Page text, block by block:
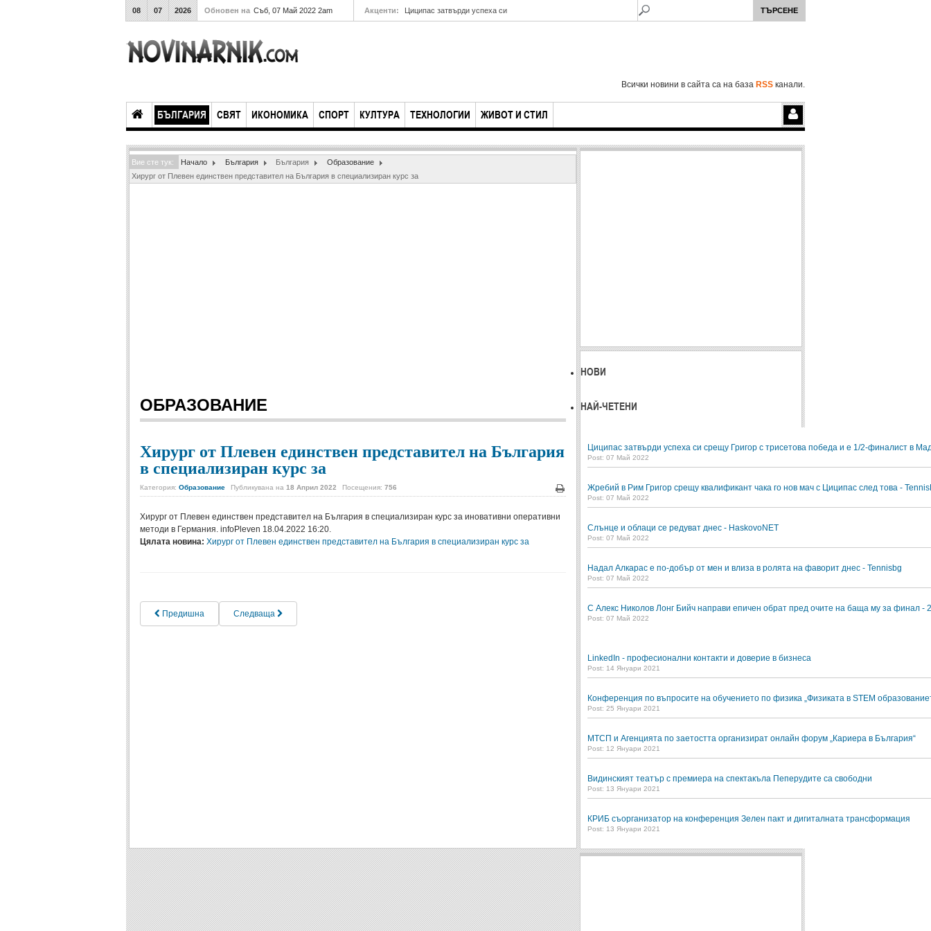
08 07 2026 Обновен на Съб, 07 Май 2022 2am Акценти: Циципас затвърди успеха си
Всички новини в сайта са на база RSS канали.
БЪЛГАРИЯ СВЯТ ИКОНОМИКА СПОРТ КУЛТУРА ТЕХНОЛОГИИ ЖИВОТ И СТИЛ
Вие сте тук: Начало България България
Образование
Хирург от Плевен единствен представител на България в специализиран курс за
ОБРАЗОВАНИЕ
Хирург от Плевен единствен представител на България
в специализиран курс за
Печат
Категория: Образование Публикувана на 18 Април 2022 Посещения: 756
Хирург от Плевен единствен представител на България в специализиран курс за иновативни оперативни
методи в Германия. infoPleven 18.04.2022 16:20.
Цялата новина: Хирург от Плевен единствен представител на България в специализиран курс за
Предишна Следваща
НОВИ
НАЙ-ЧЕТЕНИ
Циципас затвърди успеха си срещу Григор с трисетова победа и е 1/2-финалист в
Post: 07 Май 2022
Жребий в Рим Григор срещу квалификант чака го нов мач с Циципас след това -
Post: 07 Май 2022
Слънце и облаци се редуват днес - HaskovoNET
Post: 07 Май 2022
Надал Алкарас е по-добър от мен и влиза в ролята на фаворит днес - Tennisbg
Post: 07 Май 2022
С Алекс Николов Лонг Бийч направи епичен обрат пред очите на баща му за финал -
Post: 07 Май 2022
LinkedIn - професионални контакти и доверие в бизнеса
Post: 14 Януари 2021
Конференция по въпросите на обучението по физика „Физиката в STEM
Post: 25 Януари 2021
МТСП и Агенцията по заетостта организират онлайн форум „Кариера в България“
Post: 12 Януари 2021
Видинският театър с премиера на спектакъла Пеперудите са свободни
Post: 13 Януари 2021
КРИБ съорганизатор на конференция Зелен пакт и дигиталната трансформация
Post: 13 Януари 2021